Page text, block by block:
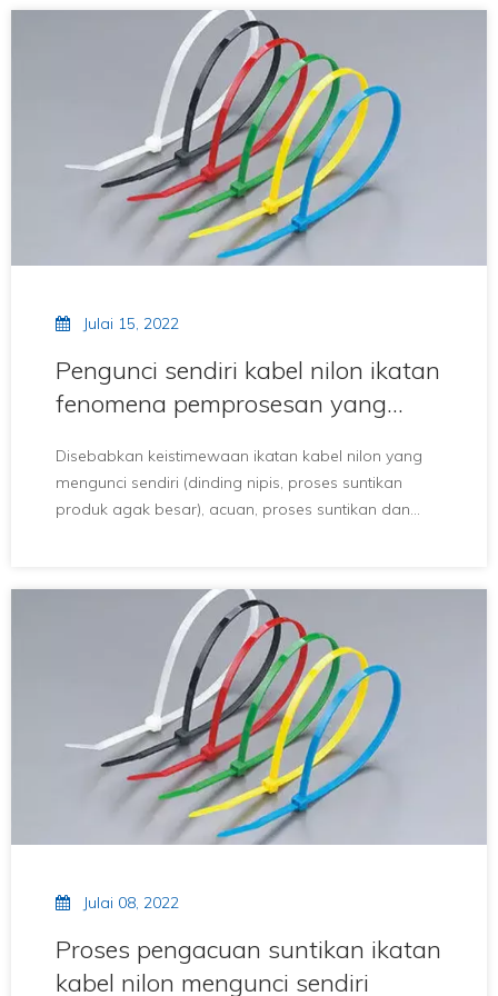
memastikan kebolehpercayaan dan ketepatan
pemprosesan ikatan kabel nilon mengunci
sendiri.Jadi apakah langkah dan mekanisme ikatan
kabel nilon yang mengunci sendiri?Mari kita lihat.
Julai 15, 2022
Pengunci sendiri kabel nilon ikatan
fenomena pemprosesan yang
Disebabkan keistimewaan ikatan kabel nilon yang
mengunci sendiri (dinding nipis, proses suntikan
produk agak besar), acuan, proses suntikan dan
mengunci sendiri?Mari kita lihat.
Julai 08, 2022
Proses pengacuan suntikan ikatan
kabel nilon mengunci sendiri